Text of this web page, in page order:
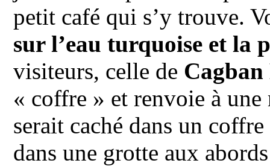
petit café qui s’y trouve.
sur l’eau turquoise et la
visiteurs, celle de Cagban
« coffre » et renvoie à
serait caché dans un
dans une grotte aux